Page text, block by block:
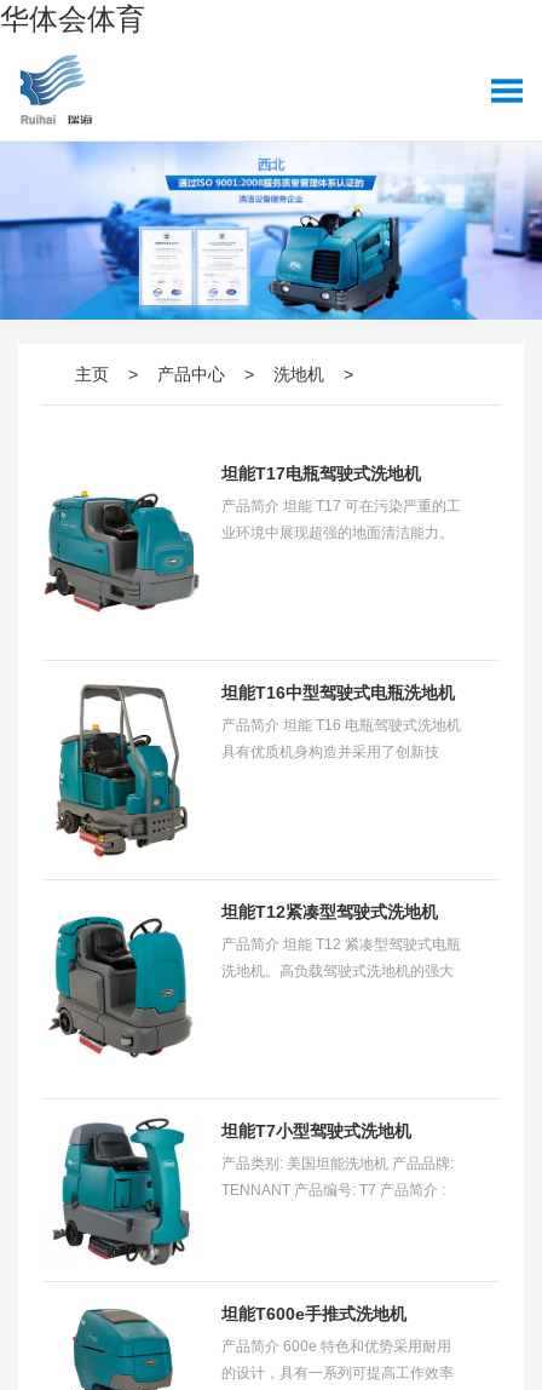
华体会体育
主页 > 产品中心 > 洗地机 >
坦能T17电瓶驾驶式洗地机
产品简介 坦能 T17 可在污染严重的工
业环境中展现超强的地面清洁能力。
坦能T16中型驾驶式电瓶洗地机
产品简介 坦能 T16 电瓶驾驶式洗地机
具有优质机身构造并采用了创新技
坦能T12紧凑型驾驶式洗地机
产品简介 坦能 T12 紧凑型驾驶式电瓶
洗地机。高负载驾驶式洗地机的强大
坦能T7小型驾驶式洗地机
产品类别: 美国坦能洗地机 产品品牌:
TENNANT 产品编号: T7 产品简介 :
坦能T600e手推式洗地机
产品简介 600e 特色和优势采用耐用
的设计，具有一系列可提高工作效率